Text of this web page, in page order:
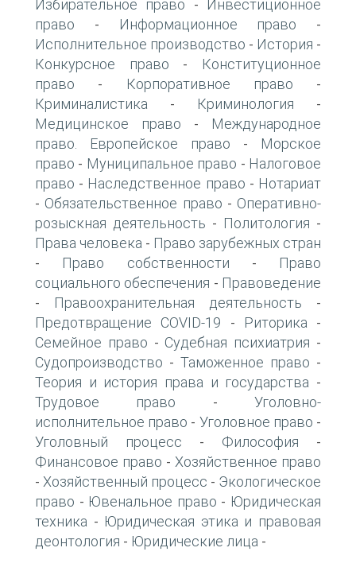
Избирательное право -
Инвестиционное
право - Информационное право -
Исполнительное производство - История -
Конкурсное право -
Конституционное
право - Корпоративное право -
Криминалистика - Криминология -
Медицинское право -
Международное
право. Европейское право -
Морское
право - Муниципальное право - Налоговое
право - Наследственное право - Нотариат
- Обязательственное право - Оперативно-
розыскная деятельность - Политология -
Права человека - Право зарубежных стран
- Право собственности -
Право
социального обеспечения - Правоведение
- Правоохранительная деятельность -
Предотвращение COVID-19 - Риторика -
Семейное право - Судебная психиатрия -
Судопроизводство - Таможенное право -
Теория и история права и государства -
Трудовое право -Уголовно-
исполнительное право - Уголовное право -
Уголовный процесс - Философия -
Финансовое право - Хозяйственное право
- Хозяйственный процесс - Экологическое
право - Ювенальное право - Юридическая
техника - Юридическая этика и правовая
деонтология - Юридические лица -